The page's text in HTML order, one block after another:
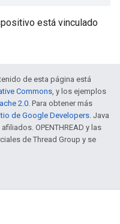
está vinculado
de esta página está
Commons, y los ejemplos
2.0. Para obtener más
de Google Developers. Java
OPENTHREAD y las
de Thread Group y se